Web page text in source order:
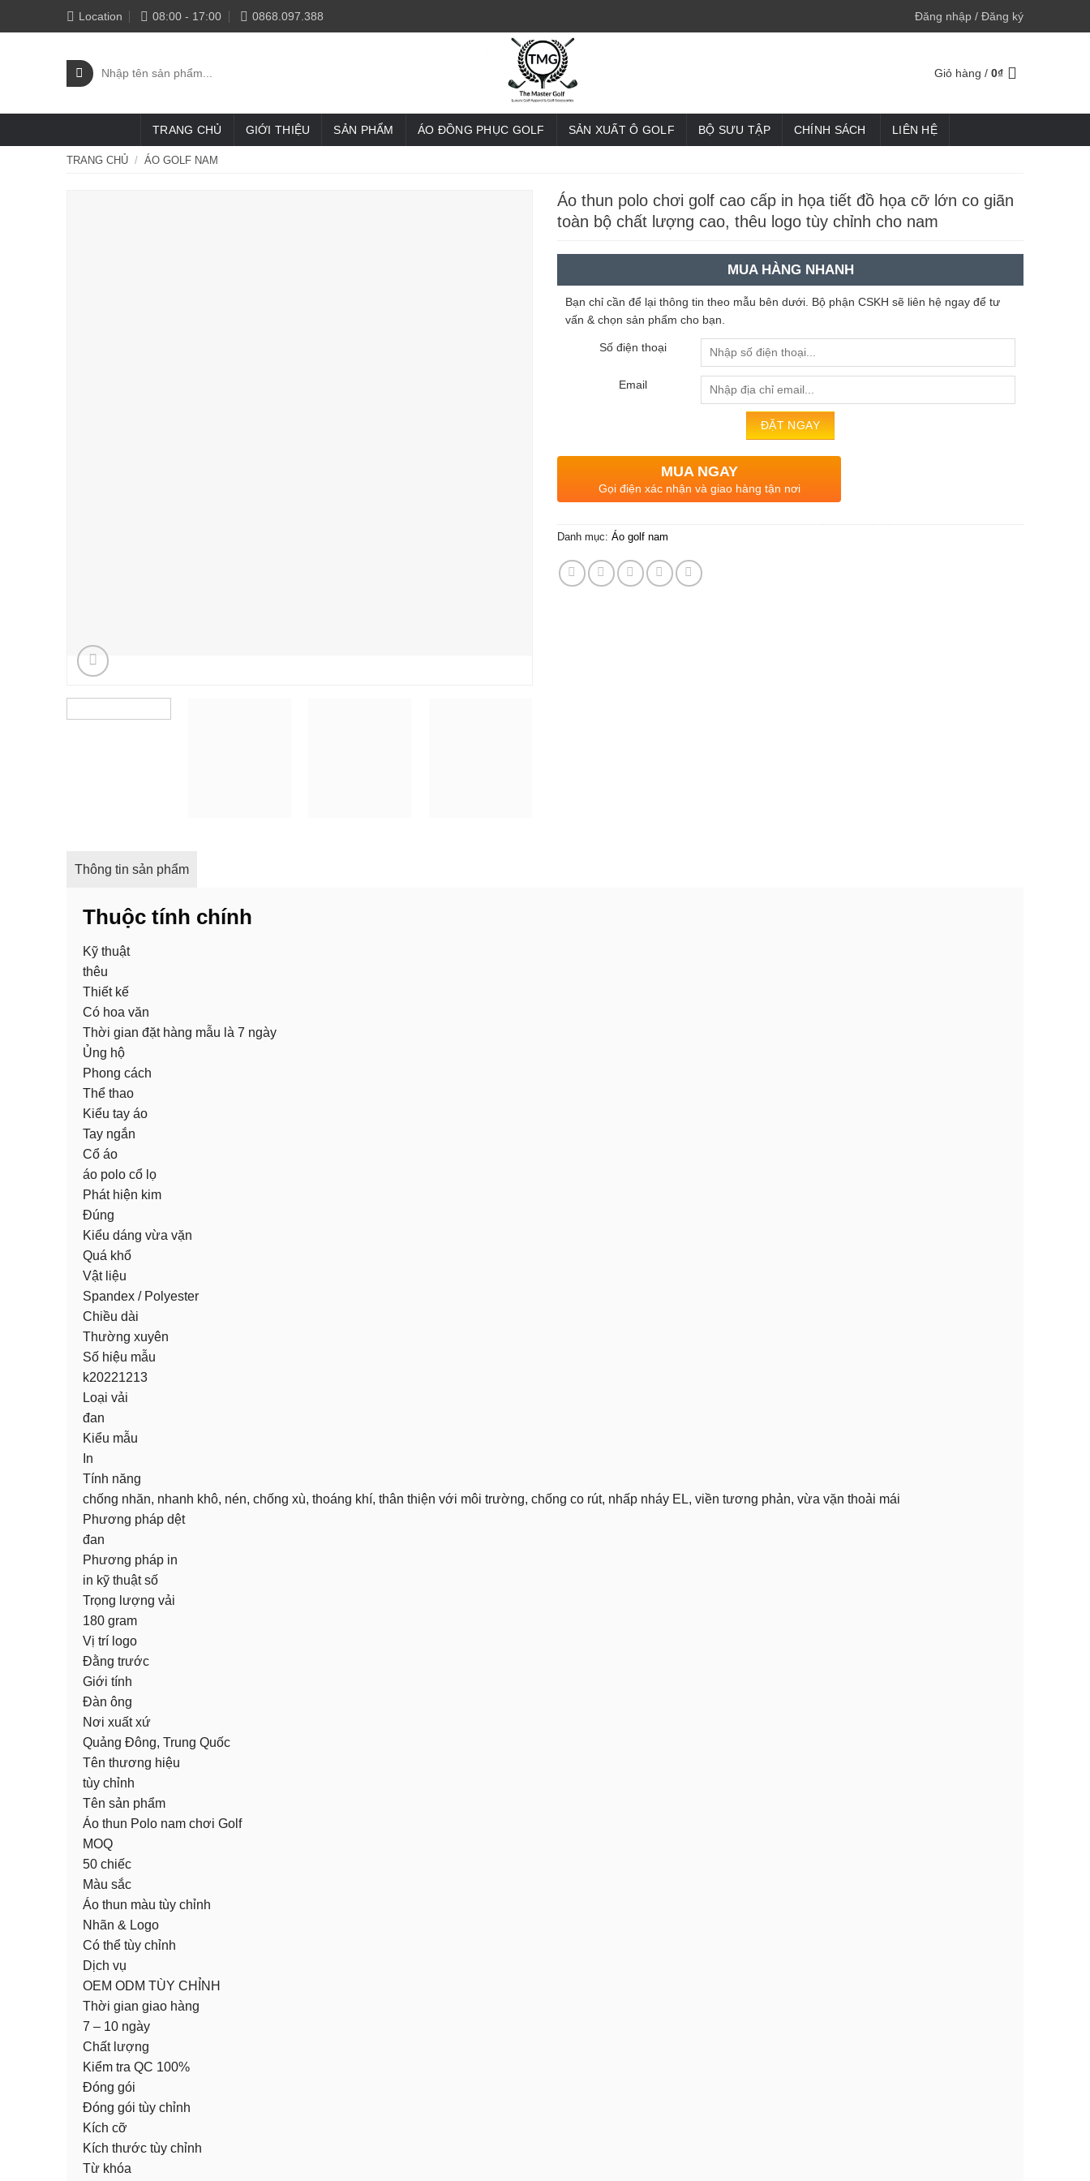
to
Location 08:00 - 17:00 0868.097.388 Đăng nhập / Đăng ký
Tìm
kiếm:
Giỏ hàng / 0₫
TRANG CHỦ GIỚI THIỆU SẢN PHẨM ÁO ĐỒNG PHỤC GOLF SẢN XUẤT Ô GOLF BỘ SƯU TẬP CHÍNH SÁCH LIÊN HỆ
TRANG CHỦ / ÁO GOLF NAM
Áo thun polo chơi golf cao cấp in họa tiết đồ họa cỡ lớn co giãn
toàn bộ chất lượng cao, thêu logo tùy chỉnh cho nam
MUA HÀNG NHANH
Bạn chỉ cần để lại thông tin theo mẫu bên dưới. Bộ phận CSKH sẽ liên hệ ngay để tư
vấn & chọn sản phẩm cho bạn.
Số điện thoại
Email
MUA NGAY
Gọi điện xác nhận và giao hàng tận nơi
Danh mục: Áo golf nam
Thông tin sản phẩm
Thuộc tính chính
Kỹ thuật
thêu
Thiết kế
Có hoa văn
Thời gian đặt hàng mẫu là 7 ngày
Ủng hộ
Phong cách
Thể thao
Kiểu tay áo
Tay ngắn
Cổ áo
áo polo cổ lọ
Phát hiện kim
Đúng
Kiểu dáng vừa vặn
Quá khổ
Vật liệu
Spandex / Polyester
Chiều dài
Thường xuyên
Số hiệu mẫu
k20221213
Loại vải
đan
Kiểu mẫu
In
Tính năng
chống nhăn, nhanh khô, nén, chống xù, thoáng khí, thân thiện với môi trường, chống co rút, nhấp nháy EL, viền tương phản, vừa vặn thoải mái
Phương pháp dệt
đan
Phương pháp in
in kỹ thuật số
Trọng lượng vải
180 gram
Vị trí logo
Đằng trước
Giới tính
Đàn ông
Nơi xuất xứ
Quảng Đông, Trung Quốc
Tên thương hiệu
tùy chỉnh
Tên sản phẩm
Áo thun Polo nam chơi Golf
MOQ
50 chiếc
Màu sắc
Áo thun màu tùy chỉnh
Nhãn & Logo
Có thể tùy chỉnh
Dịch vụ
OEM ODM TÙY CHỈNH
Thời gian giao hàng
7 – 10 ngày
Chất lượng
Kiểm tra QC 100%
Đóng gói
Đóng gói tùy chỉnh
Kích cỡ
Kích thước tùy chỉnh
Từ khóa